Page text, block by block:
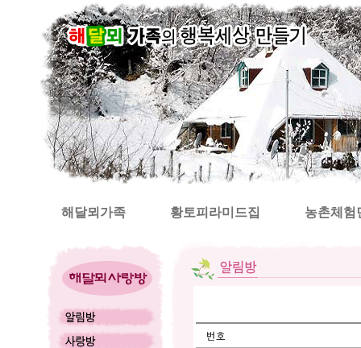
해달뫼가족 황토피라미드집 농촌체험